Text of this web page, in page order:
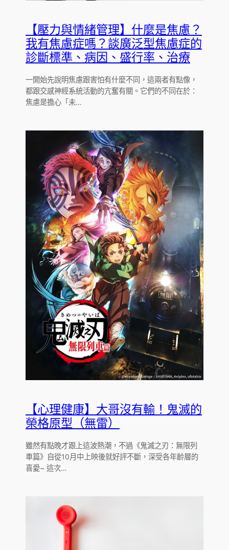
【壓力與情緒管理】什麼是焦慮？
我有焦慮症嗎？談廣泛型焦慮症的
診斷標準、病因、盛行率、治療
一開始先說明焦慮跟害怕有什麼不同，這兩者有點像，
都跟交感神經系統活動的亢奮有關。它們的不同在於：
焦慮是擔心「未…
【心理健康】大哥沒有輸！鬼滅的
榮格原型（無雷）
雖然有點晚才跟上這波熱潮，不過《鬼滅之刃：無限列
車篇》自從10月中上映後就好評不斷，深受各年齡層的
喜愛~ 這次…